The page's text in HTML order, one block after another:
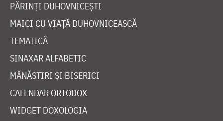
PĂRINȚI DUHOVNICEȘTI
MAICI CU VIAȚĂ DUHOVNICEASCĂ
TEMATICĂ
SINAXAR ALFABETIC
MĂNĂSTIRI ȘI BISERICI
CALENDAR ORTODOX
WIDGET DOXOLOGIA